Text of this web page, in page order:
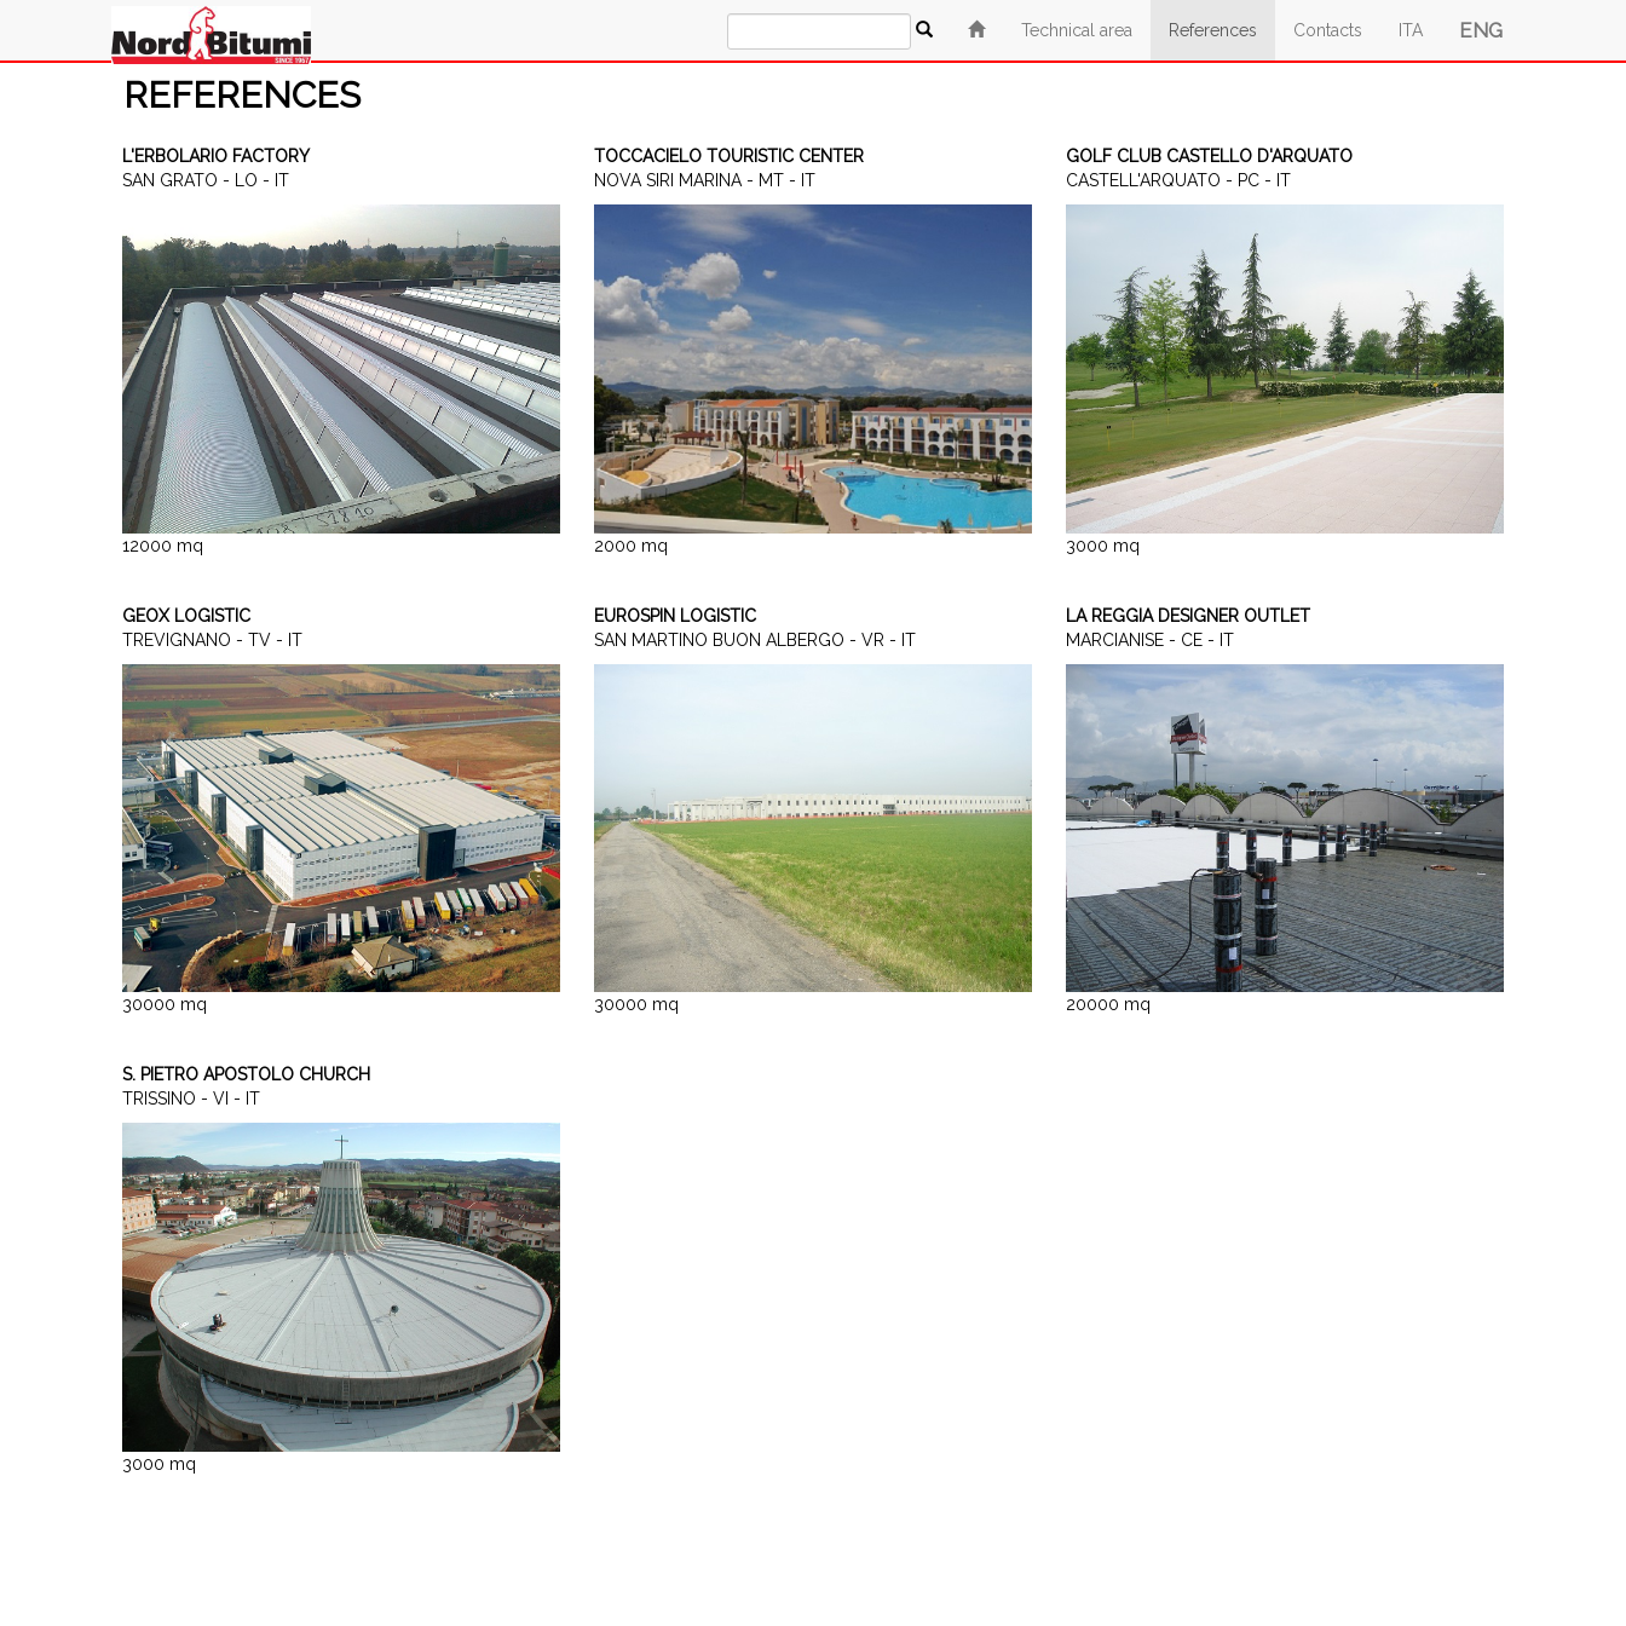
Technical area References Contacts ITA ENG
REFERENCES
L'ERBOLARIO FACTORY
SAN GRATO - LO - IT
12000 mq
TOCCACIELO TOURISTIC CENTER
NOVA SIRI MARINA - MT - IT
2000 mq
GOLF CLUB CASTELLO D'ARQUATO
CASTELL'ARQUATO - PC - IT
3000 mq
GEOX LOGISTIC
TREVIGNANO - TV - IT
30000 mq
EUROSPIN LOGISTIC
SAN MARTINO BUON ALBERGO - VR - IT
30000 mq
LA REGGIA DESIGNER OUTLET
MARCIANISE - CE - IT
20000 mq
S. PIETRO APOSTOLO CHURCH
TRISSINO - VI - IT
3000 mq